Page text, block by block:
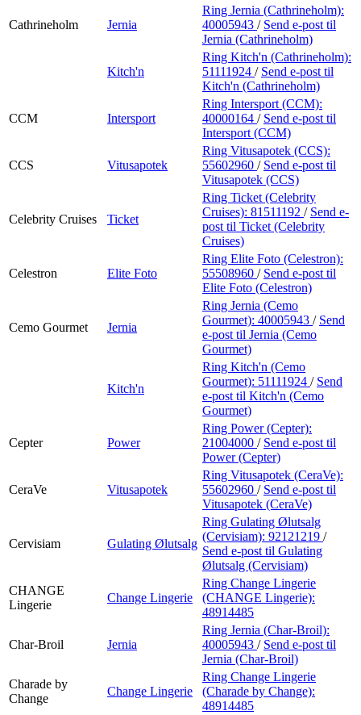
Cathrineholm Jernia
Ring Jernia (Cathrineholm):
40005943 / Send e-post til
Jernia (Cathrineholm)
Kitch'n
Ring Kitch'n (Cathrineholm):
51111924 / Send e-post til
Kitch'n (Cathrineholm)
CCM Intersport
Ring Intersport (CCM):
40000164 / Send e-post til
Intersport (CCM)
CCS Vitusapotek
Ring Vitusapotek (CCS):
55602960 / Send e-post til
Vitusapotek (CCS)
Celebrity Cruises Ticket
Ring Ticket (Celebrity
Cruises): 81511192 / Send e-
post til Ticket (Celebrity
Cruises)
Celestron Elite Foto
Ring Elite Foto (Celestron):
55508960 / Send e-post til
Elite Foto (Celestron)
Cemo Gourmet Jernia
Ring Jernia (Cemo
Gourmet): 40005943 / Send
e-post til Jernia (Cemo
Gourmet)
Kitch'n
Ring Kitch'n (Cemo
Gourmet): 51111924 / Send
e-post til Kitch'n (Cemo
Gourmet)
Cepter Power
Ring Power (Cepter):
21004000 / Send e-post til
Power (Cepter)
CeraVe Vitusapotek
Ring Vitusapotek (CeraVe):
55602960 / Send e-post til
Vitusapotek (CeraVe)
Cervisiam Gulating Ølutsalg
Ring Gulating Ølutsalg
(Cervisiam): 92121219 /
Send e-post til Gulating
Ølutsalg (Cervisiam)
CHANGE
Lingerie
Change Lingerie
Ring Change Lingerie
(CHANGE Lingerie):
48914485
Char-Broil Jernia
Ring Jernia (Char-Broil):
40005943 / Send e-post til
Jernia (Char-Broil)
Charade by
Change
Change Lingerie
Ring Change Lingerie
(Charade by Change):
48914485